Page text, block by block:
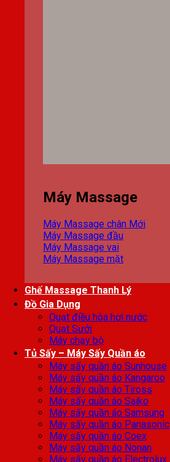
Máy Massage
Máy Massage chân
Máy Massage đầu
Máy Massage vai
Máy Massage mặt
Ghế Massage Thanh Lý
Đồ Gia Dụng
Quạt điều hòa hơi nước
Quạt Sưởi
Máy chạy bộ
Tủ Sấy – Máy Sấy Quần áo
Máy sấy quần áo Sunhouse
Máy sấy quần áo Kangaroo
Máy sấy quần áo Tiross
Máy sấy quần áo Saiko
Máy sấy quần áo Samsung
Máy sấy quần áo Panasonic
Máy sấy quần áo Coex
Máy sấy quần áo Nonan
Máy sấy quần áo Electrolux